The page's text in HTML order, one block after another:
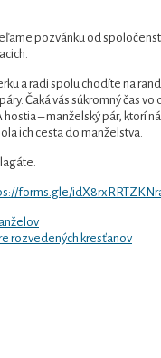
pozvánku od
a radi spolu chodíte na
Čaká vás súkromný čas
– manželský pár, ktorí
ich cesta do manželstva.
forms.gle/
rozvedených kresťanov